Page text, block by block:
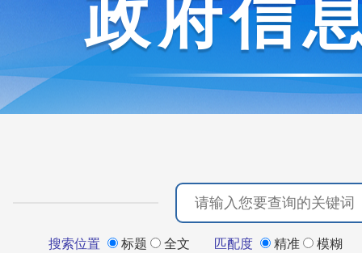
搜索位置 标题 全文 匹配度 精准 模糊